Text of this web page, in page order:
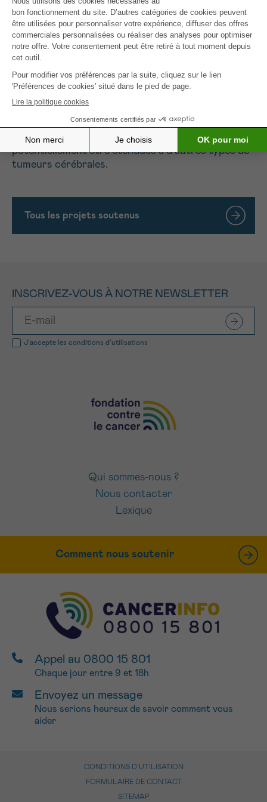
pourrait changer les recommandations
internationales et améliorer la qualité de vie des
patients atteints de glioblastome.
En plus d’évaluer cette nouvelle approche, le
soutien de la Fondation contre le Cancer
permettra d’étudier différentes stratégies basées
sur l’intelligence artificielle afin d’améliorer la
Certaines des stratégies développées pourront
potentiellement être étendues à d’autres types de
tumeurs cérébrales.
Tous les projets soutenus
INSCRIVEZ-VOUS À NOTRE NEWSLETTER
J’accepte les conditions d’utilisations
Qui sommes-nous ?
Nous contacter
Lexique
Comment nous soutenir
Appel au 0800 15 801
Chaque jour entre 9 et 18h
Envoyez un message
Nous serions heureux de savoir comment vous
aider
CONDITIONS D’UTILISATION
FORMULAIRE DE CONTACT
SITEMAP